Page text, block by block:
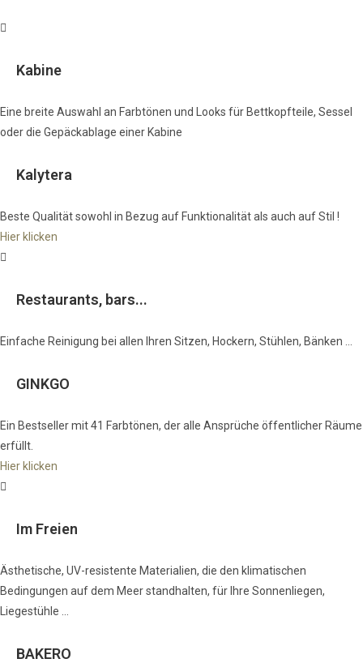
Kabine
Eine breite Auswahl an Farbtönen und Looks für Bettkopfteile, Sessel
oder die Gepäckablage einer Kabine
Kalytera
Beste Qualität sowohl in Bezug auf Funktionalität als auch auf Stil !
Hier klicken
Restaurants, bars...
Einfache Reinigung bei allen Ihren Sitzen, Hockern, Stühlen, Bänken ...
GINKGO
Ein Bestseller mit 41 Farbtönen, der alle Ansprüche öffentlicher Räume
erfüllt.
Hier klicken
Im Freien
Ästhetische, UV-resistente Materialien, die den klimatischen
Bedingungen auf dem Meer standhalten, für Ihre Sonnenliegen,
Liegestühle ...
BAKERO